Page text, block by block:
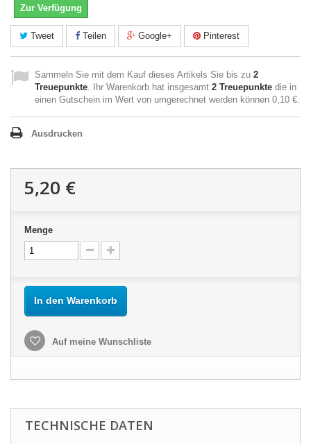
Zur Verfügung
Tweet Teilen Google+ Pinterest
Sammeln Sie mit dem Kauf dieses Artikels Sie bis zu 2
Treuepunkte. Ihr Warenkorb hat insgesamt 2 Treuepunkte die in
einen Gutschein im Wert von umgerechnet werden können 0,10 €.
Ausdrucken
5,20 €
Menge
In den Warenkorb
Auf meine Wunschliste
TECHNISCHE DATEN